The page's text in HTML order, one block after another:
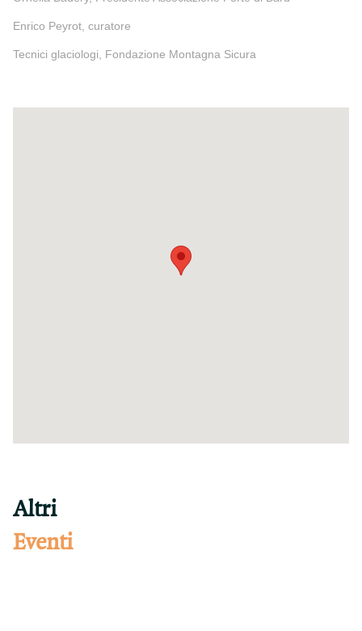
Enrico Peyrot, curatore
Tecnici glaciologi, Fondazione Montagna Sicura
Altri
Eventi